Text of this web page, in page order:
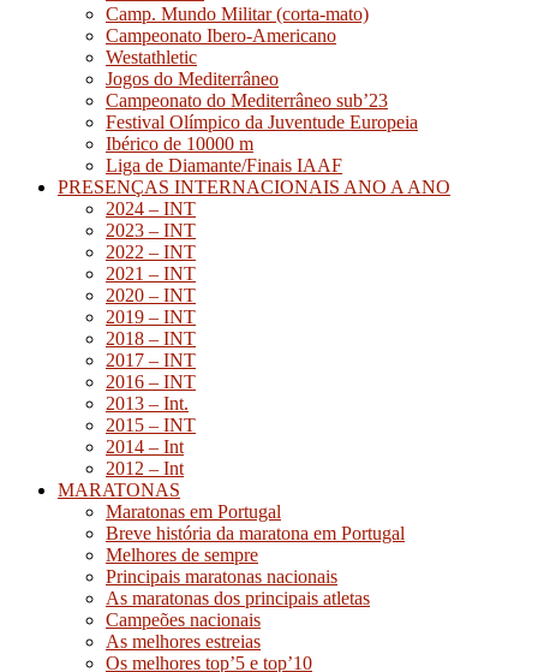
Camp. Mundo Militar (corta-mato)
Campeonato Ibero-Americano
Westathletic
Jogos do Mediterrâneo
Campeonato do Mediterrâneo sub’23
Festival Olímpico da Juventude Europeia
Ibérico de 10000 m
Liga de Diamante/Finais IAAF
PRESENÇAS INTERNACIONAIS ANO A ANO
2024 – INT
2023 – INT
2022 – INT
2021 – INT
2020 – INT
2019 – INT
2018 – INT
2017 – INT
2016 – INT
2013 – Int.
2015 – INT
2014 – Int
2012 – Int
MARATONAS
Maratonas em Portugal
Breve história da maratona em Portugal
Melhores de sempre
Principais maratonas nacionais
As maratonas dos principais atletas
Campeões nacionais
As melhores estreias
Os melhores top’5 e top’10